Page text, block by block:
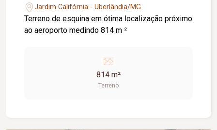
Jardim Califórnia - Uberlândia/MG
Terreno de esquina em ótima localização próximo
ao aeroporto medindo 814 m ²
814 m²
Terreno